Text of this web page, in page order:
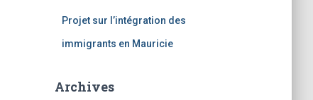
Projet sur l’intégration des
immigrants en Mauricie
Archives